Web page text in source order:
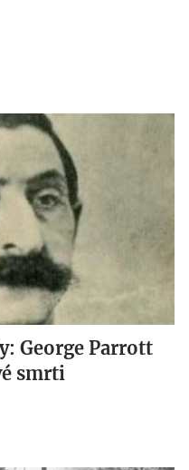
George Parrott
smrti